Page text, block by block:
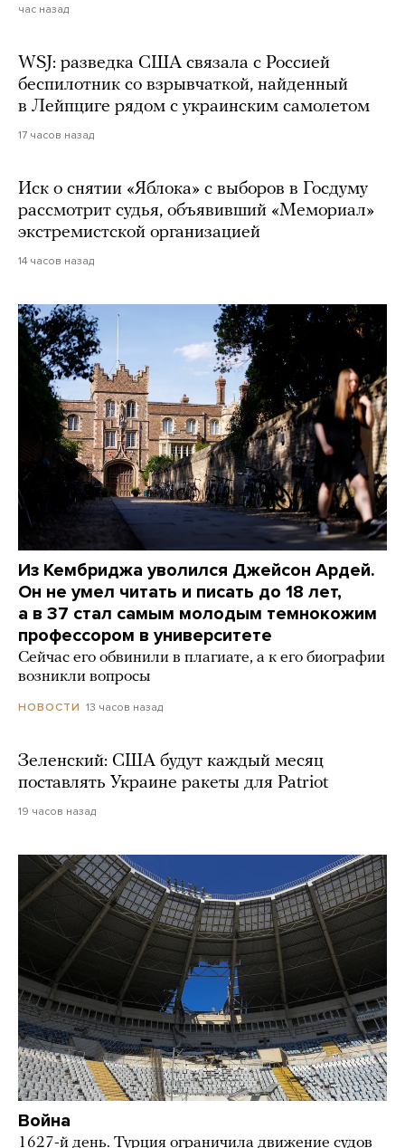
час назад
WSJ: разведка США связала с Россией
беспилотник со взрывчаткой, найденный
в Лейпциге рядом с украинским самолетом
17 часов назад
Иск о снятии «Яблока» с выборов в Госдуму
рассмотрит судья, объявивший «Мемориал»
экстремистской организацией
14 часов назад
Из Кембриджа уволился Джейсон Ардей.
Он не умел читать и писать до 18 лет,
а в 37 стал самым молодым темнокожим
профессором в университете
Сейчас его обвинили в плагиате, а к его биографии
возникли вопросы
НОВОСТИ 13 часов назад
Зеленский: США будут каждый месяц
поставлять Украине ракеты для Patriot
19 часов назад
Война
1627-й день. Турция ограничила движение судов